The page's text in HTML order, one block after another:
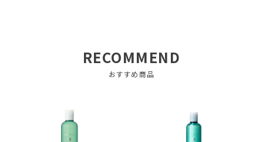
RECOMMEND
おすすめ商品